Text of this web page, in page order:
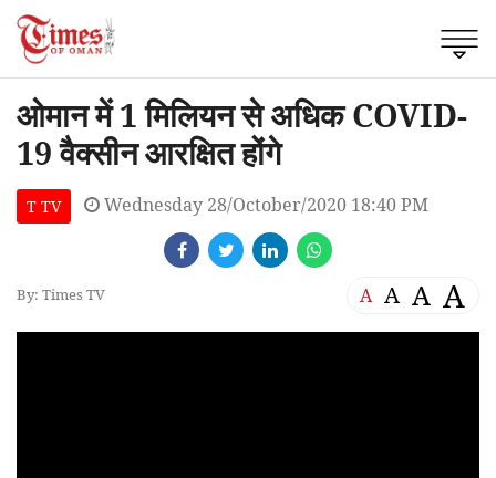
ओमान में 1 मिलियन से अधिक COVID-
19 वैक्सीन आरक्षित होंगे
T TV Wednesday 28/October/2020 18:40 PM
By: Times TV A A A A